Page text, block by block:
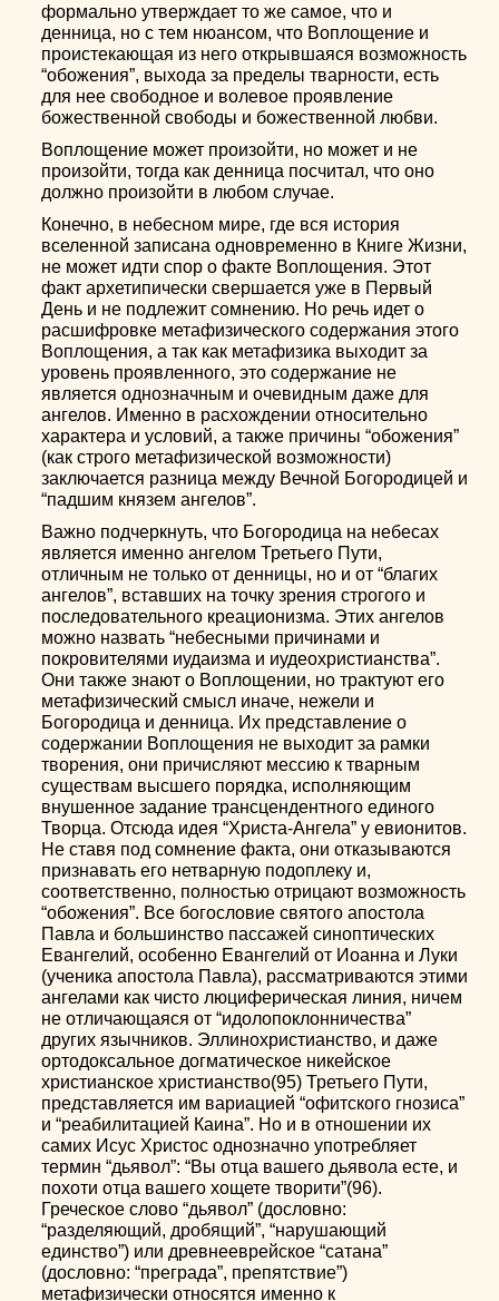
формально утверждает то же самое, что и
денница, но с тем нюансом, что Воплощение и
проистекающая из него открывшаяся возможность
“обожения”, выхода за пределы тварности, есть
для нее свободное и волевое проявление
божественной свободы и божественной любви.
Воплощение может произойти, но может и не
произойти, тогда как денница посчитал, что оно
должно произойти в любом случае.
Конечно, в небесном мире, где вся история
вселенной записана одновременно в Книге Жизни,
не может идти спор о факте Воплощения. Этот
факт архетипически свершается уже в Первый
День и не подлежит сомнению. Но речь идет о
расшифровке метафизического содержания этого
Воплощения, а так как метафизика выходит за
уровень проявленного, это содержание не
является однозначным и очевидным даже для
ангелов. Именно в расхождении относительно
характера и условий, а также причины “обожения”
(как строго метафизической возможности)
заключается разница между Вечной Богородицей и
“падшим князем ангелов”.
Важно подчеркнуть, что Богородица на небесах
является именно ангелом Третьего Пути,
отличным не только от денницы, но и от “благих
ангелов”, вставших на точку зрения строгого и
последовательного креационизма. Этих ангелов
можно назвать “небесными причинами и
покровителями иудаизма и иудеохристианства”.
Они также знают о Воплощении, но трактуют его
метафизический смысл иначе, нежели и
Богородица и денница. Их представление о
содержании Воплощения не выходит за рамки
творения, они причисляют мессию к тварным
существам высшего порядка, исполняющим
внушенное задание трансцендентного единого
Творца. Отсюда идея “Христа-Ангела” у евионитов.
Не ставя под сомнение факта, они отказываются
признавать его нетварную подоплеку и,
соответственно, полностью отрицают возможность
“обожения”. Все богословие святого апостола
Павла и большинство пассажей синоптических
Евангелий, особенно Евангелий от Иоанна и Луки
(ученика апостола Павла), рассматриваются этими
ангелами как чисто люциферическая линия, ничем
не отличающаяся от “идолопоклонничества”
других язычников. Эллинохристианство, и даже
ортодоксальное догматическое никейское
христианское христианство(95) Третьего Пути,
представляется им вариацией “офитского гнозиса”
и “реабилитацией Каина”. Но и в отношении их
самих Исус Христос однозначно употребляет
термин “дьявол”: “Вы отца вашего дьявола есте, и
похоти отца вашего хощете творити”(96).
Греческое слово “дьявол” (дословно:
“разделяющий, дробящий”, “нарушающий
единство”) или древнееврейское “сатана”
(дословно: “преграда”, препятствие”)
метафизически относятся именно к